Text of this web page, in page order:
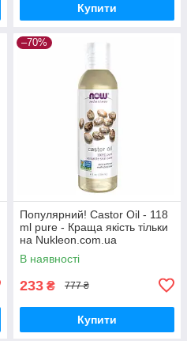
Купити
–70%
Популярний! Castor Oil - 118
ml pure - Краща якість тільки
на Nukleon.com.ua
В наявності
233 ₴ 777 ₴
Купити